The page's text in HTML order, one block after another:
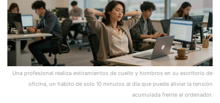
Una profesional realiza estiramientos de cuello y hombros en su escritorio de
oficina, un hábito de solo 10 minutos al día que puede aliviar la tensión
acumulada frente al ordenador.